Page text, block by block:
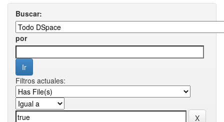
Buscar:
por
Filtros actuales: